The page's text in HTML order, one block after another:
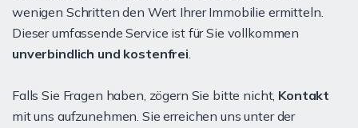
wenigen Schritten den Wert Ihrer Immobilie ermitteln.
Dieser umfassende Service ist für Sie vollkommen
unverbindlich und kostenfrei.
Falls Sie Fragen haben, zögern Sie bitte nicht, Kontakt
mit uns aufzunehmen. Sie erreichen uns unter der